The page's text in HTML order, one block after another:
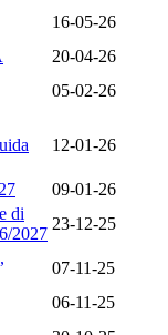
16-05-26
20-04-26
05-02-26
12-01-26
09-01-26
di
2027
23-12-25
07-11-25
06-11-25